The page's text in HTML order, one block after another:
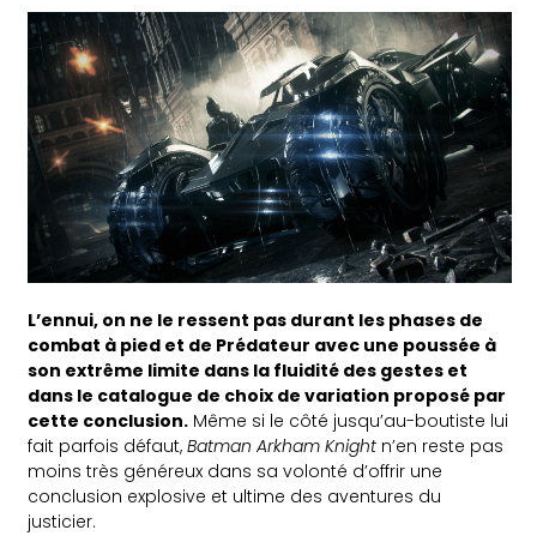
L’ennui, on ne le ressent pas durant les phases de
combat à pied et de Prédateur avec une poussée à
son extrême limite dans la fluidité des gestes et
dans le catalogue de choix de variation proposé par
cette conclusion. Même si le côté jusqu’au-boutiste lui
fait parfois défaut,Batman Arkham Knight n’en reste pas
moins très généreux dans sa volonté d’offrir une
conclusion explosive et ultime des aventures du
justicier.